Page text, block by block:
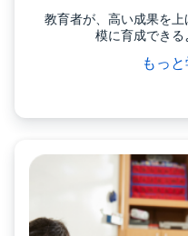
教育者が、高い成果を
模に育成できる
もっ